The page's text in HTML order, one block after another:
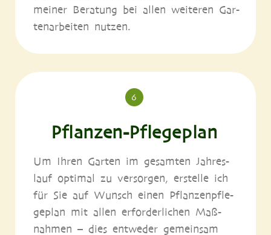
mei­ner Bera­tung bei allen wei­te­ren Gar­
ten­ar­bei­ten nutzen.
6
Pflanzen-Pflegeplan
Um Ihren Gar­ten im gesam­ten Jah­res­
lauf opti­mal zu ver­sor­gen, erstel­le ich
für Sie auf Wunsch einen Pflan­zen­pfle­
ge­plan mit allen erfor­der­li­chen Maß­
nah­men – dies ent­we­der gemein­sam